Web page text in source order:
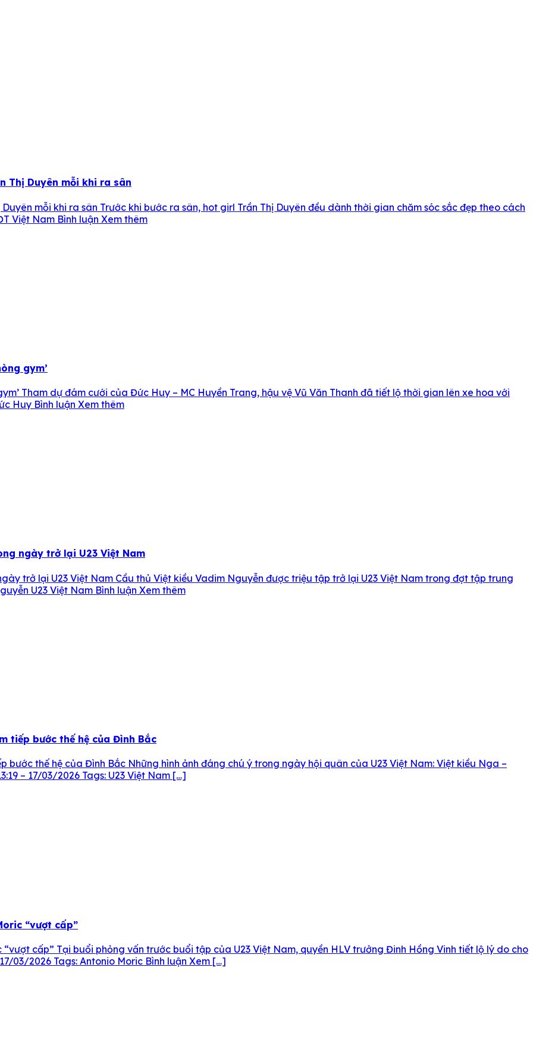
Thị Duyên mỗi khi ra sân
mỗi khi ra sân Trước khi bước ra sân, hot girl Trần Thị Duyên đều dành thời gian chăm sóc sắc đẹp theo cách
Việt Nam Bình luận Xem thêm
gym’
Tham dự đám cưới của Đức Huy – MC Huyền Trang, hậu vệ Vũ Văn Thanh đã tiết lộ thời gian lên xe hoa với
Huy Bình luận Xem thêm
ngày trở lại U23 Việt Nam
trở lại U23 Việt Nam Cầu thủ Việt kiều Vadim Nguyễn được triệu tập trở lại U23 Việt Nam trong đợt tập trung
U23 Việt Nam Bình luận Xem thêm
tiếp bước thế hệ của Đình Bắc
bước thế hệ của Đình Bắc Những hình ảnh đáng chú ý trong ngày hội quân của U23 Việt Nam: Việt kiều Nga –
– 17/03/2026 Tags: U23 Việt Nam […]
“vượt cấp”
cấp” Tại buổi phỏng vấn trước buổi tập của U23 Việt Nam, quyền HLV trưởng Đinh Hồng Vinh tiết lộ lý do cho
03/2026 Tags: Antonio Moric Bình luận Xem […]